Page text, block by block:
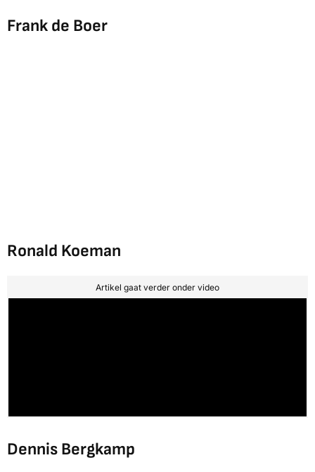
Frank de Boer
Ronald Koeman
Artikel gaat verder onder video
Dennis Bergkamp